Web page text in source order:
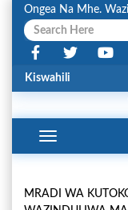
Ongea Na Mhe.
Toggle
Navigation
MRADI WA